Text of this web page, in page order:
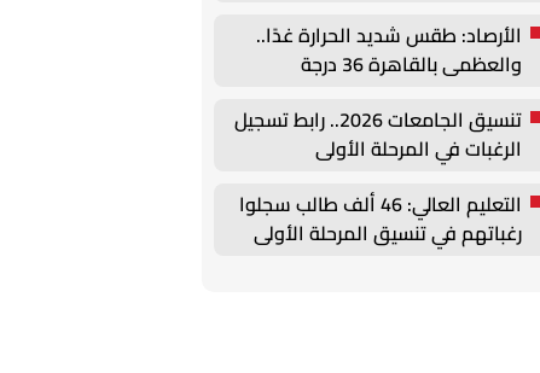
الأرصاد: طقس شديد الحرارة غدًا..
والعظمى بالقاهرة 36 درجة
تنسيق الجامعات 2026.. رابط تسجيل
الرغبات في المرحلة الأولى
التعليم العالي: 46 ألف طالب سجلوا
رغباتهم في تنسيق المرحلة الأولى
للقبول بالجامعات